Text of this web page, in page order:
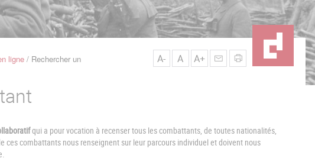
ligne Rechercher un
A- A A+
qui a pour vocation à recenser tous les combattants, de toutes nationalités,
ces combattants nous renseignent sur leur parcours individuel et doivent nous